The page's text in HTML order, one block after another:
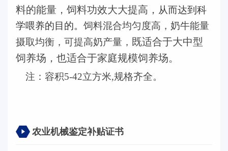
料的能量，饲料功效大大提高， 从而达到科
学喂养的目的。 饲料混合均匀度高，奶牛能量
摄取均衡，可提高奶产量， 既适合于大中型
饲养场，也适合于家庭规模饲养场。
注：容积5-42立方米,规格齐全。
农业机械鉴定补贴证书